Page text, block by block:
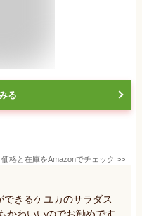
る
価格と在庫をAmazonでチェック >>
きるケユカのサラダス